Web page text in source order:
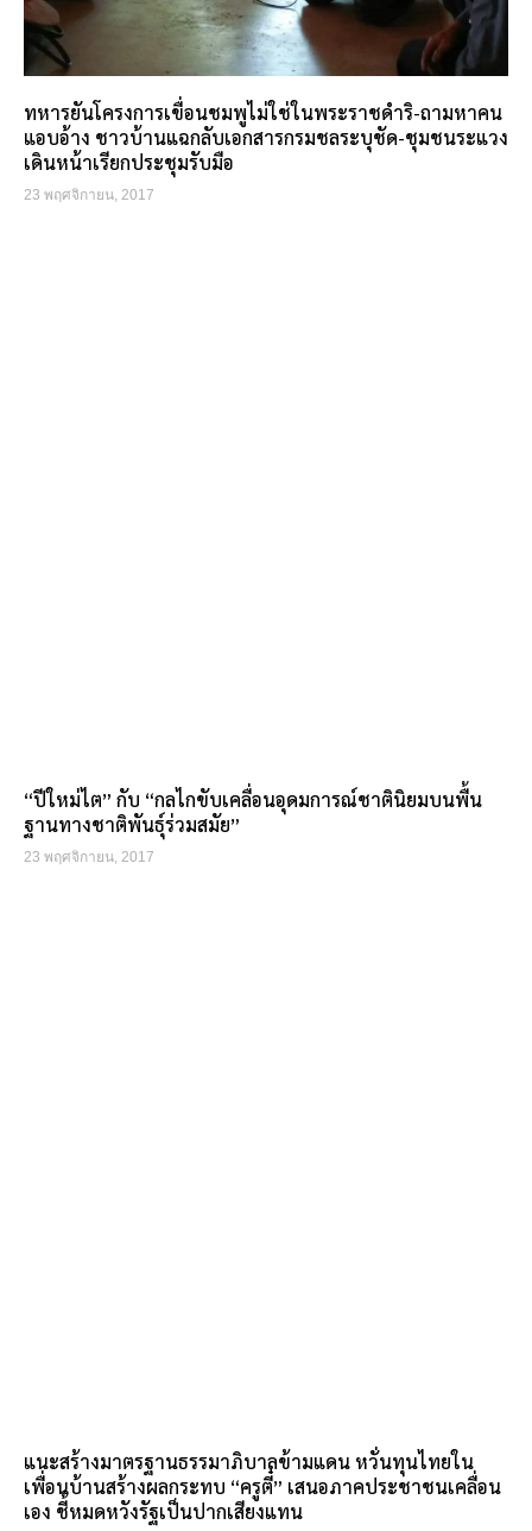
ทหารยันโครงการเขื่อนชมพูไม่ใช่ในพระราชดำริ-ถามหาคน
แอบอ้าง ชาวบ้านแฉกลับเอกสารกรมชลระบุชัด-ชุมชนระแวง
เดินหน้าเรียกประชุมรับมือ
23 พฤศจิกายน, 2017
“ปีใหม่ไต” กับ “กลไกขับเคลื่อนอุดมการณ์ชาตินิยมบนพื้น
ฐานทางชาติพันธุ์ร่วมสมัย”
23 พฤศจิกายน, 2017
แนะสร้างมาตรฐานธรรมาภิบาลข้ามแดน หวั่นทุนไทยใน
เพื่อนบ้านสร้างผลกระทบ “ครูตี๋” เสนอภาคประชาชนเคลื่อน
เอง ชี้หมดหวังรัฐเป็นปากเสียงแทน